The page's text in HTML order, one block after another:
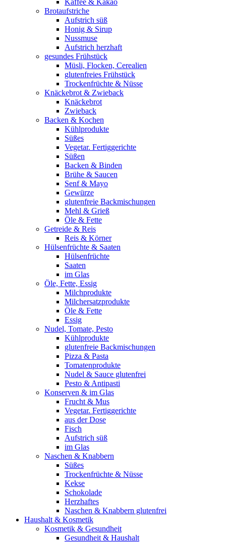
Kaffee & Kakao
Brotaufstriche
Aufstrich süß
Honig & Sirup
Nussmuse
Aufstrich herzhaft
gesundes Frühstück
Müsli, Flocken, Cerealien
glutenfreies Frühstück
Trockenfrüchte & Nüsse
Knäckebrot & Zwieback
Knäckebrot
Zwieback
Backen & Kochen
Kühlprodukte
Süßes
Vegetar. Fertiggerichte
Süßen
Backen & Binden
Brühe & Saucen
Senf & Mayo
Gewürze
glutenfreie Backmischungen
Mehl & Grieß
Öle & Fette
Getreide & Reis
Reis & Körner
Hülsenfrüchte & Saaten
Hülsenfrüchte
Saaten
im Glas
Öle, Fette, Essig
Milchprodukte
Milchersatzprodukte
Öle & Fette
Essig
Nudel, Tomate, Pesto
Kühlprodukte
glutenfreie Backmischungen
Pizza & Pasta
Tomatenprodukte
Nudel & Sauce glutenfrei
Pesto & Antipasti
Konserven & im Glas
Frucht & Mus
Vegetar. Fertiggerichte
aus der Dose
Fisch
Aufstrich süß
im Glas
Naschen & Knabbern
Süßes
Trockenfrüchte & Nüsse
Kekse
Schokolade
Herzhaftes
Naschen & Knabbern glutenfrei
Haushalt & Kosmetik
Kosmetik & Gesundheit
Gesundheit & Haushalt